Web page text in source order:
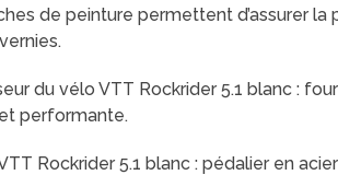
de peinture permettent d’assurer
du vélo VTT Rockrider 5.1 blanc :
performante.
Rockrider 5.1 blanc : pédalier en